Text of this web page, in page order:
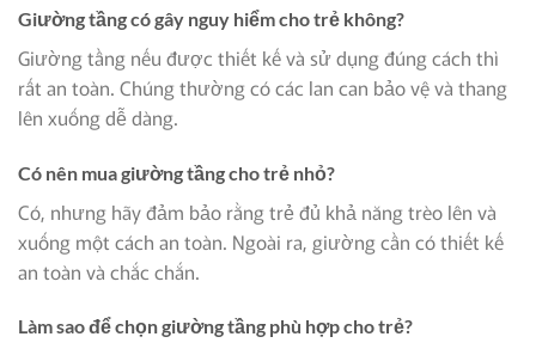
Giường tầng có gây nguy hiểm cho trẻ không?
Giường tầng nếu được thiết kế và sử dụng đúng cách thì
rất an toàn. Chúng thường có các lan can bảo vệ và thang
lên xuống dễ dàng.
Có nên mua giường tầng cho trẻ nhỏ?
Có, nhưng hãy đảm bảo rằng trẻ đủ khả năng trèo lên và
xuống một cách an toàn. Ngoài ra, giường cần có thiết kế
an toàn và chắc chắn.
Làm sao để chọn giường tầng phù hợp cho trẻ?